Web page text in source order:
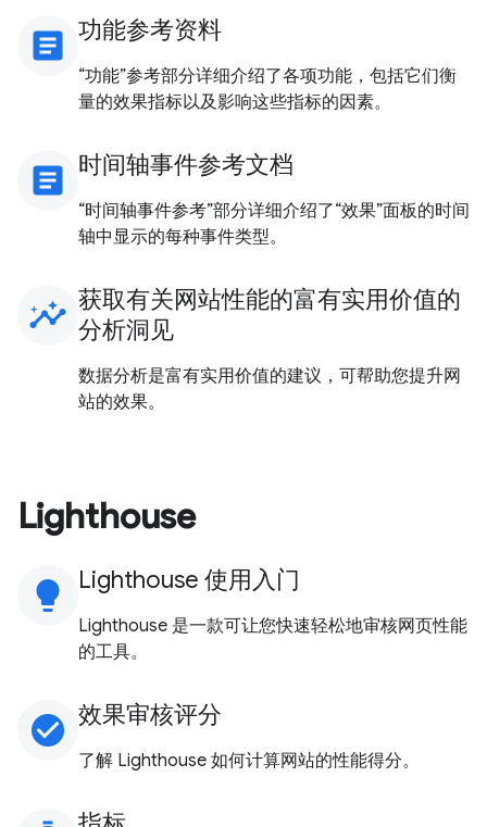
article 功能参考资料
“功能”参考部分详细介绍了各项功能，包括它们衡
量的效果指标以及影响这些指标的因素。
article 时间轴事件参考文档
“时间轴事件参考”部分详细介绍了“效果”面板的时间
轴中显示的每种事件类型。
insights 获取有关网站性能的富有实用价值的
分析洞见
数据分析是富有实用价值的建议，可帮助您提升网
站的效果。
Lighthouse
lightbulb Lighthouse 使用入门
Lighthouse 是一款可让您快速轻松地审核网页性能
的工具。
check_circle 效果审核评分
了解 Lighthouse 如何计算网站的性能得分。